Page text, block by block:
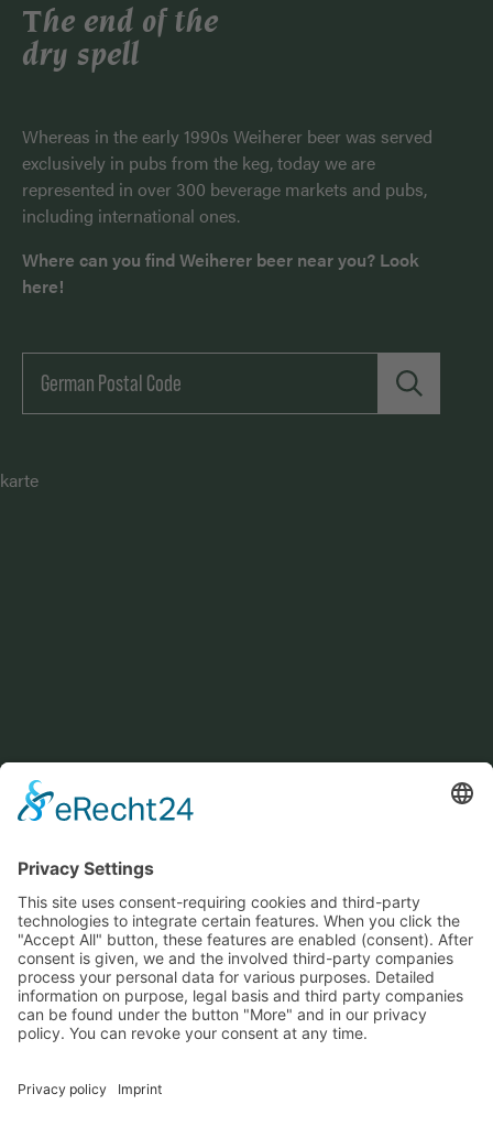
The end of the
dry spell
Whereas in the early 1990s Weiherer beer was served
exclusively in pubs from the keg, today we are
represented in over 300 beverage markets and pubs,
including international ones.
Where can you find Weiherer beer near you? Look
here!
karte